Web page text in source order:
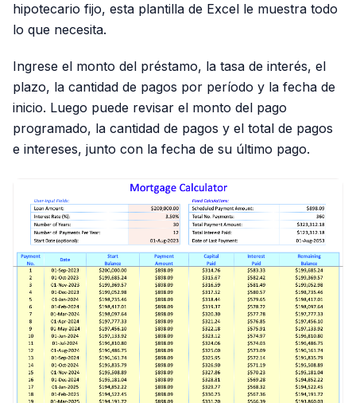
hipotecario fijo, esta plantilla de Excel le muestra todo
lo que necesita.
Ingrese el monto del préstamo, la tasa de interés, el
plazo, la cantidad de pagos por período y la fecha de
inicio. Luego puede revisar el monto del pago
programado, la cantidad de pagos y el total de pagos
e intereses, junto con la fecha de su último pago.